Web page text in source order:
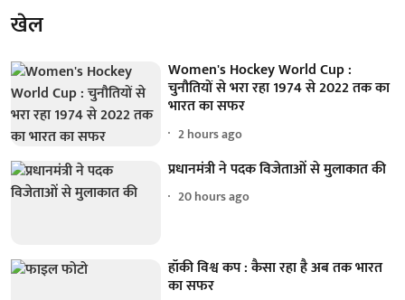
खेल
Women's Hockey World Cup :
चुनौतियों से भरा रहा 1974 से 2022 तक का
भारत का सफर
2 hours ago
प्रधानमंत्री ने पदक विजेताओं से मुलाकात की
20 hours ago
हॉकी विश्व कप : कैसा रहा है अब तक भारत
का सफर